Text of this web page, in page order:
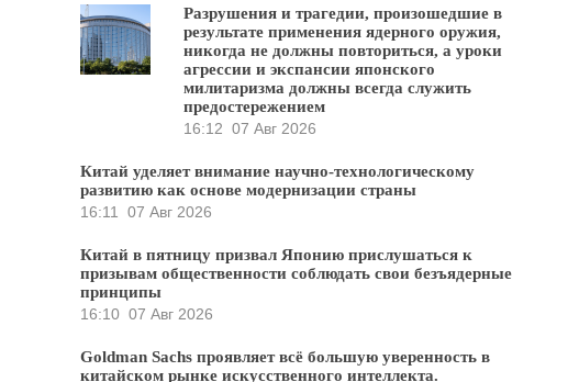
Разрушения и трагедии, произошедшие в
результате применения ядерного оружия,
никогда не должны повториться, а уроки
агрессии и экспансии японского
милитаризма должны всегда служить
предостережением
16:12 07 Авг 2026
Китай уделяет внимание научно-технологическому
развитию как основе модернизации страны
16:11
07 Авг 2026
Китай в пятницу призвал Японию прислушаться к
призывам общественности соблюдать свои безъядерные
принципы
16:10 07 Авг 2026
Goldman Sachs проявляет всё большую уверенность в
китайском рынке искусственного интеллекта.